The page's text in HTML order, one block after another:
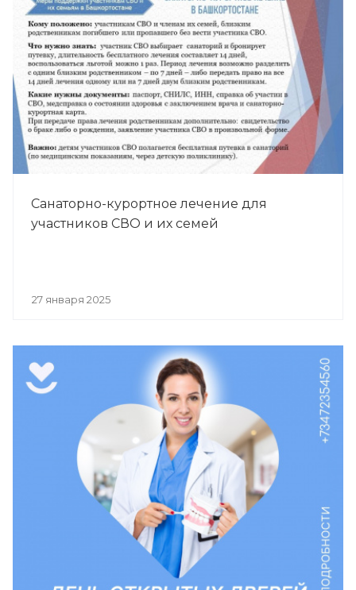
Санаторно-курортное лечение для
участников СВО и их семей
27 января 2025